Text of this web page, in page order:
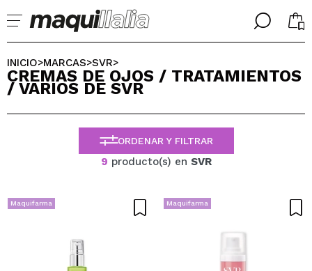
╳
Ya soy #maquilover, tengo cuenta
BIENVENIDX!
╳
SELECCIONA TU IDIOMA
ENGLISH
FRANCES
ALEMAN
ITALIANO
INICIO>MARCAS>SVR>
CREMAS DE OJOS / TRATAMIENTOS
/ VARIOS DE SVR
ORDENAR Y FILTRAR
9 producto(s) en SVR
Maquifarma Maquifarma